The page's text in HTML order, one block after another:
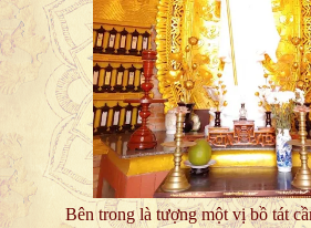
Bên trong là tượng một vị bồ tát